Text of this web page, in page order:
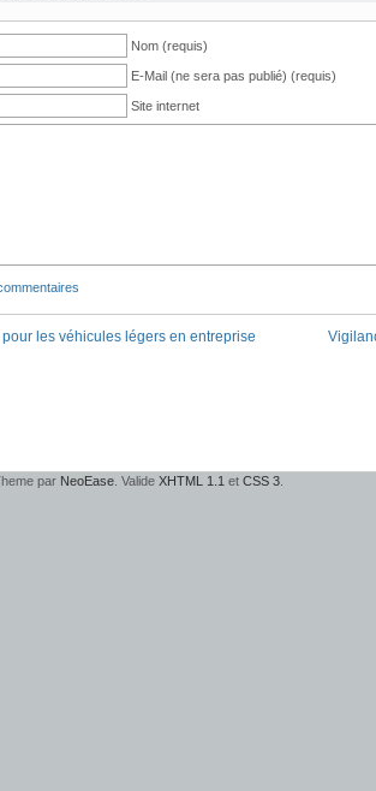
Nom (requis)
E-Mail (ne sera pas publié) (requis)
Site internet
pour les véhicules légers en entreprise
par NeoEase . Valide XHTML 1.1 et CSS 3